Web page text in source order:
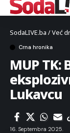
SodaLIVE.ba / Već
Crna hronika
MUP TK:
Lukavcu
16. Septembra 2025.